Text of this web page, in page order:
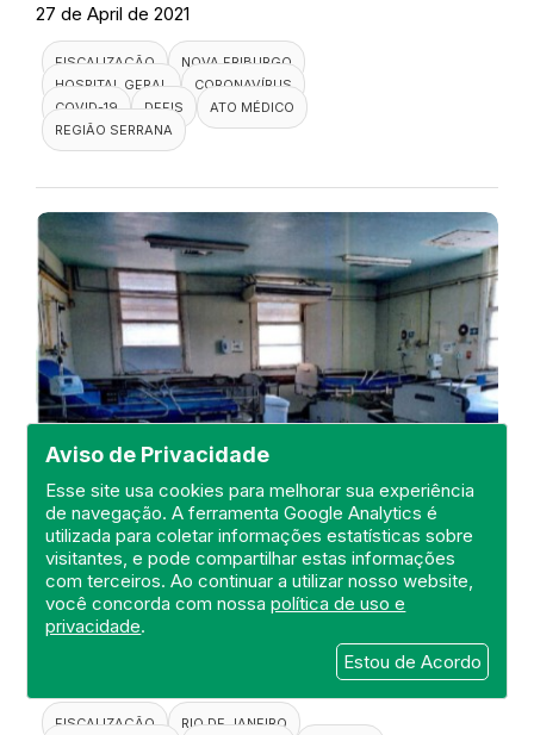
Aviso de Privacidade
Esse site usa cookies para melhorar sua experiência
de navegação. A ferramenta Google Analytics é
utilizada para coletar informações estatísticas sobre
visitantes, e pode compartilhar estas informações
com terceiros. Ao continuar a utilizar nosso website,
você concorda com nossapolítica de uso e
privacidade.
Estou de Acordo
27 de April de 2021
FISCALIZAÇÃO
NOVA FRIBURGO
HOSPITAL GERAL
CORONAVÍRUS
COVID-19
DEFIS
ATO MÉDICO
REGIÃO SERRANA
Visita de Fiscalização no Hospital
Estadual Carlos Chagas
DEFIS
FISCALIZAÇÃO RIO DE JANEIRO